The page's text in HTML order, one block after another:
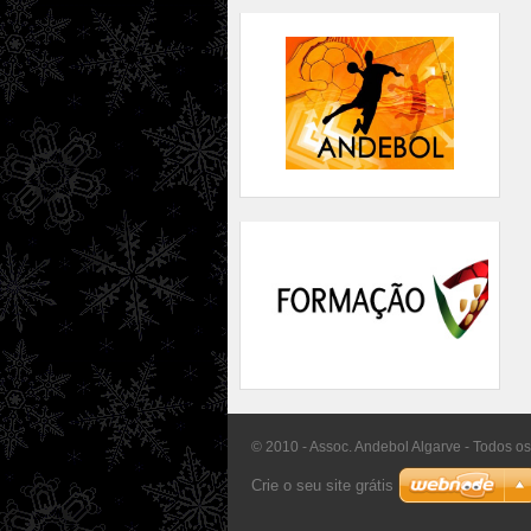
© 2010 - Assoc. Andebol Algarve - Todos
Crie o seu site grátis